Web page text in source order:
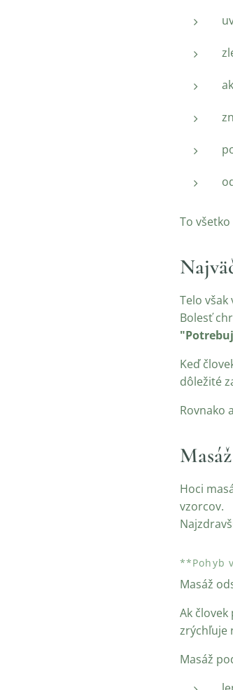
To
Telo
Bolesť
Keď
dôležité
Rovnako
Hoci
vzorcov.
**Pohyb
Masáž
Ak
zrýchľuje
Masáž